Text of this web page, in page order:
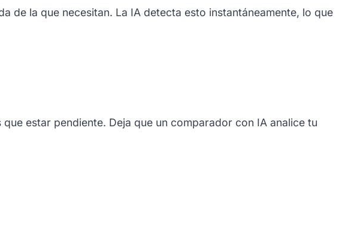
de la que necesitan. La IA detecta esto instantáneamente, lo que
estar pendiente. Deja que un comparador con IA analice tu